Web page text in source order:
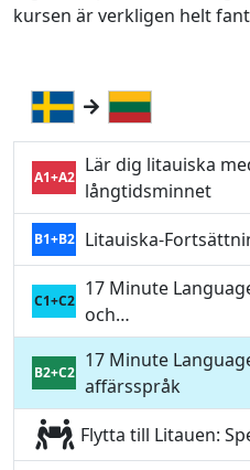
kursen är verkligen helt
A1+A2
Lär dig litauiska
långtidsminnet
B1+B2 Litauiska-
C1+C2
17 Minute
och…
B2+C2
17 Minute
affärsspråk
Flytta till Litauen: